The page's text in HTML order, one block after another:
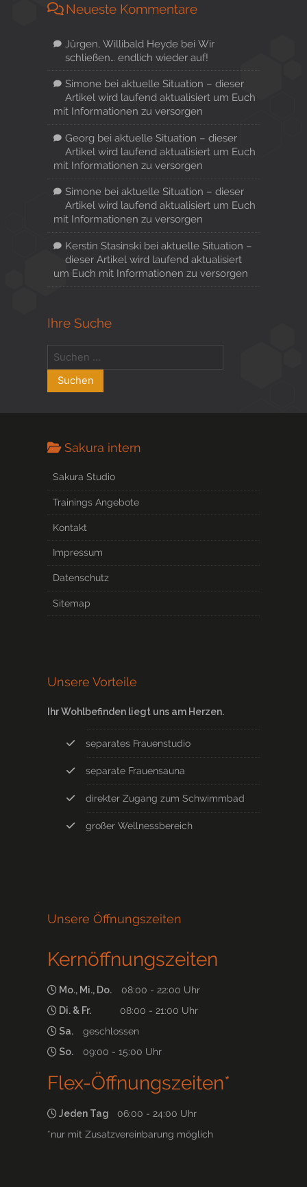
Neueste Kommentare
Jürgen, Willibald Heydebei Wir
schließen… endlich wieder auf!
Simonebei aktuelle Situation – dieser
Artikel wird laufend aktualisiert um Euch
mit Informationen zu versorgen
Georg bei aktuelle Situation – dieser
Artikel wird laufend aktualisiert um Euch
mit Informationen zu versorgen
Simonebei aktuelle Situation – dieser
Artikel wird laufend aktualisiert um Euch
mit Informationen zu versorgen
Kerstin Stasinski bei aktuelle Situation –
dieser Artikel wird laufend aktualisiert
um Euch mit Informationen zu versorgen
Ihre Suche
Sakura intern
Sakura Studio
Trainings Angebote
Kontakt
Impressum
Datenschutz
Sitemap
Unsere Vorteile
Ihr Wohlbefinden liegt uns am Herzen.
separates Frauenstudio
separate Frauensauna
direkter Zugang zum Schwimmbad
großer Wellnessbereich
Unsere Öffnungszeiten
Kernöffnungszeiten
Mo., Mi., Do.
08:00 - 22:00 Uhr
Di. & Fr.
08:00 - 21:00 Uhr
Sa.
geschlossen
So.
09:00 - 15:00 Uhr
Flex-Öffnungszeiten*
Jeden Tag 06:00 - 24:00 Uhr
*nur mit Zusatzvereinbarung möglich